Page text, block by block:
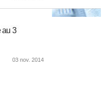
au 3
03 nov. 2014